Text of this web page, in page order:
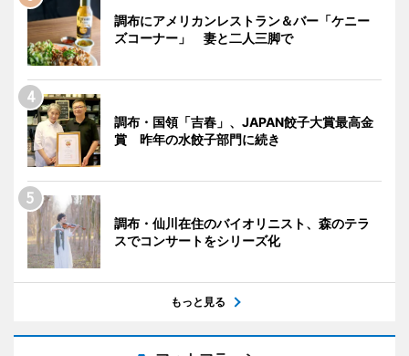
調布にアメリカンレストラン＆バー「ケニー
ズコーナー」 妻と二人三脚で
調布・国領「吉春」、JAPAN餃子大賞最高金
賞 昨年の水餃子部門に続き
調布・仙川在住のバイオリニスト、森のテラ
スでコンサートをシリーズ化
もっと見る